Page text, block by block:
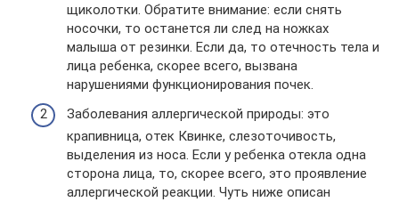
щиколотки. Обратите внимание: если снять
носочки, то останется ли след на ножках
малыша от резинки. Если да, то отечность тела и
лица ребенка, скорее всего, вызвана
нарушениями функционирования почек.
Заболевания аллергической природы: это
крапивница, отек Квинке, слезоточивость,
выделения из носа. Если у ребенка отекла одна
сторона лица, то, скорее всего, это проявление
аллергической реакции. Чуть ниже описан